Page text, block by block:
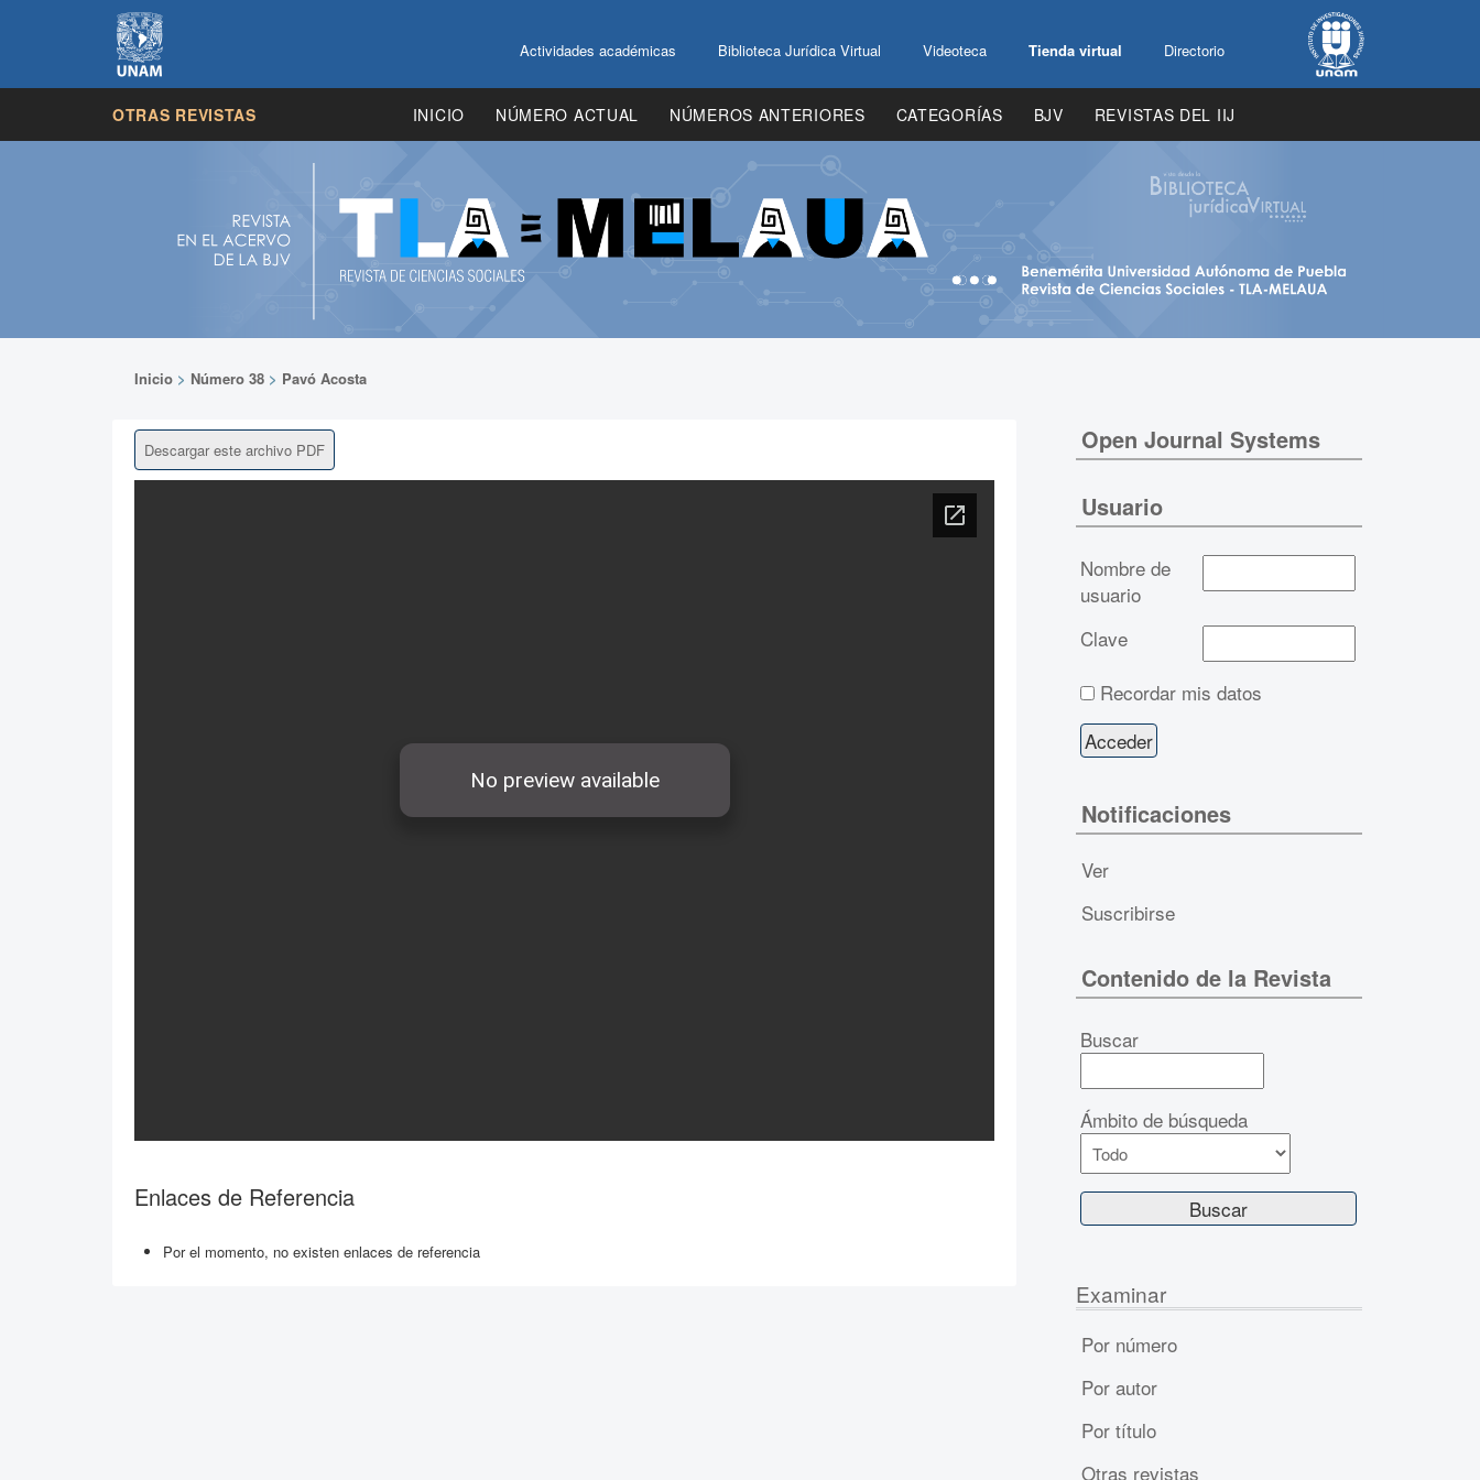
Actividades académicas Biblioteca Jurídica Virtual Videoteca Tienda virtual Directorio
OTRAS REVISTAS INICIO NÚMERO ACTUAL NÚMEROS ANTERIORES CATEGORÍAS BJV REVISTAS DEL IIJ
Inicio > Número 38 > Pavó Acosta
Descargar este archivo PDF
Enlaces de Referencia
Por el momento, no existen enlaces de referencia
Open Journal Systems
Usuario
Nombre de
usuario
Clave
Recordar mis datos
Notificaciones
Ver
Suscribirse
Contenido de la Revista
Buscar
Ámbito de búsqueda
Examinar
Por número
Por autor
Por título
Otras revistas